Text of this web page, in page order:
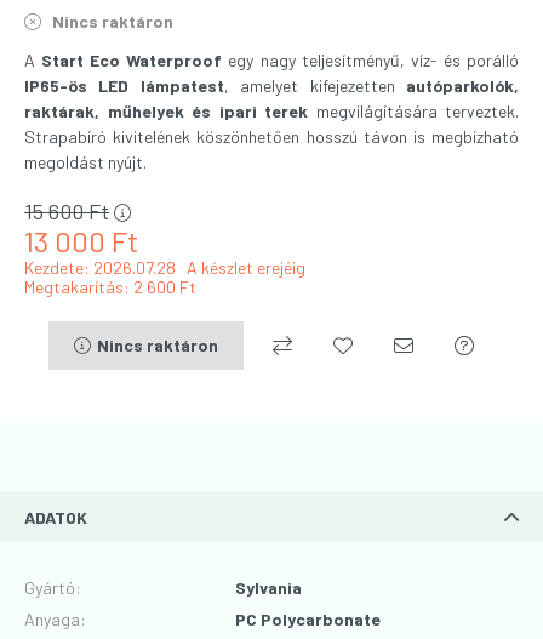
Nincs raktáron
A Start Eco Waterproof egy nagy teljesítményű, víz- és porálló
IP65-ös LED lámpatest, amelyet kifejezetten autóparkolók,
raktárak, műhelyek és ipari terek megvilágítására terveztek.
Strapabíró kivitelének köszönhetően hosszú távon is megbízható
megoldást nyújt.
13 000 Ft
15 600Ft
Kezdete: 2026.07.28
A készlet erejéig
Megtakarítás 2 600 Ft
Nincs raktáron
ADATOK
Gyártó:
Sylvania
Anyaga:
PC Polycarbonate